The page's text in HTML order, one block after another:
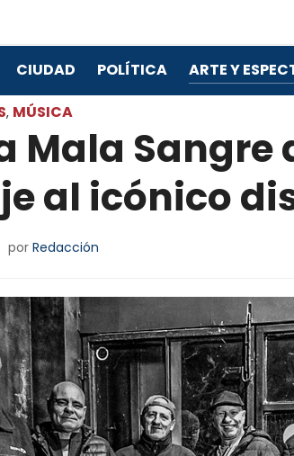
CIUDAD POLÍTICA ARTE Y
, MÚSICA
Mala Sangre
al icónico
por Redacción